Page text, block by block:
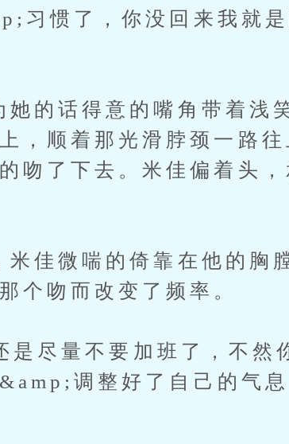
习惯了，你没回来我就是
的话得意的嘴角带着浅
，顺着那光滑脖颈一路往
吻了下去。米佳偏着头，
佳微喘的倚靠在他的胸
个吻而改变了频率。
尽量不要加班了，不然
调整好了自己的气